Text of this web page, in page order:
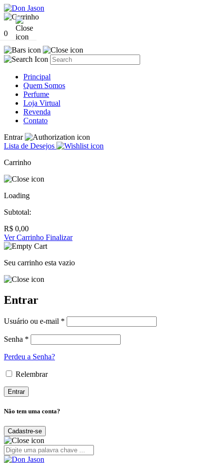
0
Principal
Quem Somos
Perfume
Loja Virtual
Revenda
Contato
Entrar
Lista de Desejos
Carrinho
Loading
Subtotal:
R$ 0,00
Ver Carrinho Finalizar
Seu carrinho esta vazio
Entrar
Usuário ou e-mail *
Senha *
Perdeu a Senha?
Relembrar
Não tem uma conta?
Cadastre-se